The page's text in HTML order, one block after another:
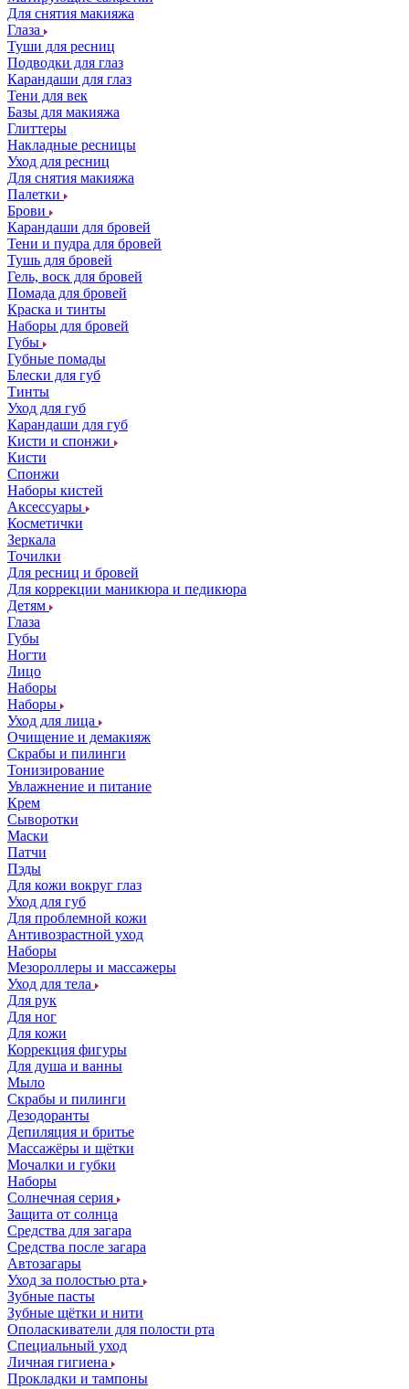
Для снятия макияжа
Глаза
Туши для ресниц
Подводки для глаз
Карандаши для глаз
Тени для век
Базы для макияжа
Глиттеры
Накладные ресницы
Уход для ресниц
Для снятия макияжа
Палетки
Брови
Карандаши для бровей
Тени и пудра для бровей
Тушь для бровей
Гель, воск для бровей
Помада для бровей
Краска и тинты
Наборы для бровей
Губы
Губные помады
Блески для губ
Тинты
Уход для губ
Карандаши для губ
Кисти и спонжи
Кисти
Спонжи
Наборы кистей
Аксессуары
Косметички
Зеркала
Точилки
Для ресниц и бровей
Для коррекции маникюра и педикюра
Детям
Глаза
Губы
Ногти
Лицо
Наборы
Наборы
Уход для лица
Очищение и демакияж
Скрабы и пилинги
Тонизирование
Увлажнение и питание
Крем
Сыворотки
Маски
Патчи
Пэды
Для кожи вокруг глаз
Уход для губ
Для проблемной кожи
Антивозрастной уход
Наборы
Мезороллеры и массажеры
Уход для тела
Для рук
Для ног
Для кожи
Коррекция фигуры
Для душа и ванны
Мыло
Скрабы и пилинги
Дезодоранты
Депиляция и бритье
Массажёры и щётки
Мочалки и губки
Наборы
Солнечная серия
Защита от солнца
Средства для загара
Средства после загара
Автозагары
Уход за полостью рта
Зубные пасты
Зубные щётки и нити
Ополаскиватели для полости рта
Специальный уход
Личная гигиена
Прокладки и тампоны